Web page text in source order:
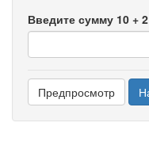
Введите сумму 10 + 2